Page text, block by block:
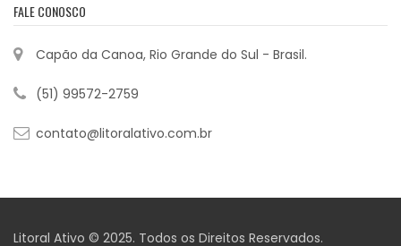
FALE CONOSCO
Capão da Canoa, Rio Grande do Sul - Brasil.
(51) 99572-2759
contato@litoralativo.com.br
Litoral Ativo © 2025. Todos os Direitos Reservados.